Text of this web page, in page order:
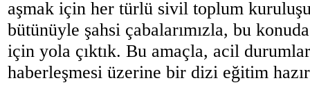
aşmak için her türlü sivil toplum
bütünüyle şahsi çabalarımızla, bu
için yola çıktık. Bu amaçla, acil
haberleşmesi üzerine bir dizi eğitim